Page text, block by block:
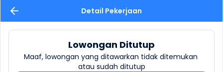
Detail Pekerjaan
Lowongan Ditutup
Maaf, lowongan yang ditawarkan tidak ditemukan
atau sudah ditutup